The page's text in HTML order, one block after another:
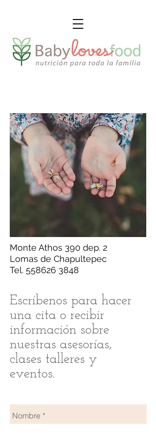
Monte Athos 390 dep. 2
Lomas de Chapultepec
Tel. 558626 3848
Escríbenos para hacer
una cita o recibir
información sobre
nuestras asesorías,
clases talleres y
eventos.